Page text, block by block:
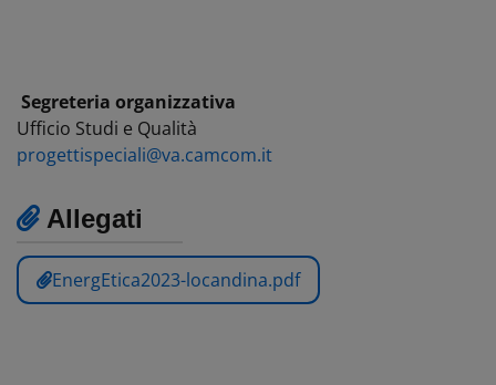
Segreteria organizzativa
Ufficio Studi e Qualità
progettispeciali@va.camcom.it
Allegati
EnergEtica2023-locandina.pdf